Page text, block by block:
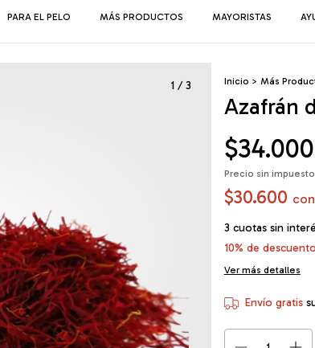
PARA EL PELO MÁS PRODUCTOS MAYORISTAS
1/3 Inicio > Más
Azafrán
$34.000
Precio sin
$30.600 con
3 cuotas sin
10% de
Ver más detalles
Envío gratis